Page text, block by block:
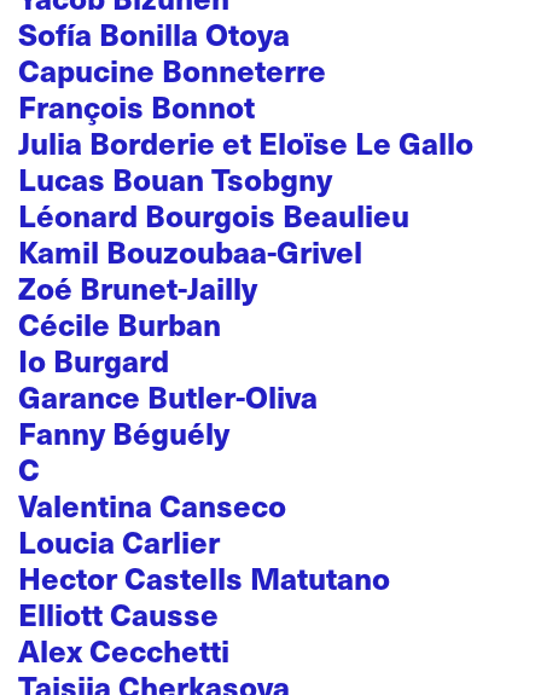
Sofía Bonilla Otoya
Capucine Bonneterre
François Bonnot
Julia Borderie et Eloïse Le Gallo
Lucas Bouan Tsobgny
Léonard Bourgois Beaulieu
Kamil Bouzoubaa-Grivel
Zoé Brunet-Jailly
Cécile Burban
Io Burgard
Garance Butler-Oliva
Fanny Béguély
C
Valentina Canseco
Loucia Carlier
Hector Castells Matutano
Elliott Causse
Alex Cecchetti
Taisiia Cherkasova